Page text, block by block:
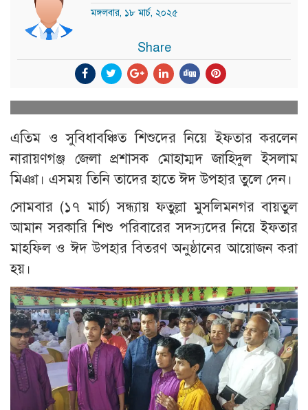
মঙ্গলবার, ১৮ মার্চ, ২০২৫
Share
এতিম ও সুবিধাবঞ্চিত শিশুদের নিয়ে ইফতার করলেন
নারায়ণগঞ্জ জেলা প্রশাসক মোহাম্মদ জাহিদুল ইসলাম
মিঞা। এসময় তিনি তাদের হাতে ঈদ উপহার তুলে দেন।
সোমবার (১৭ মার্চ) সন্ধ্যায় ফতুল্লা মুসলিমনগর বায়তুল
আমান সরকারি শিশু পরিবারের সদস্যদের নিয়ে ইফতার
মাহফিল ও ঈদ উপহার বিতরণ অনুষ্ঠানের আয়োজন করা
হয়।